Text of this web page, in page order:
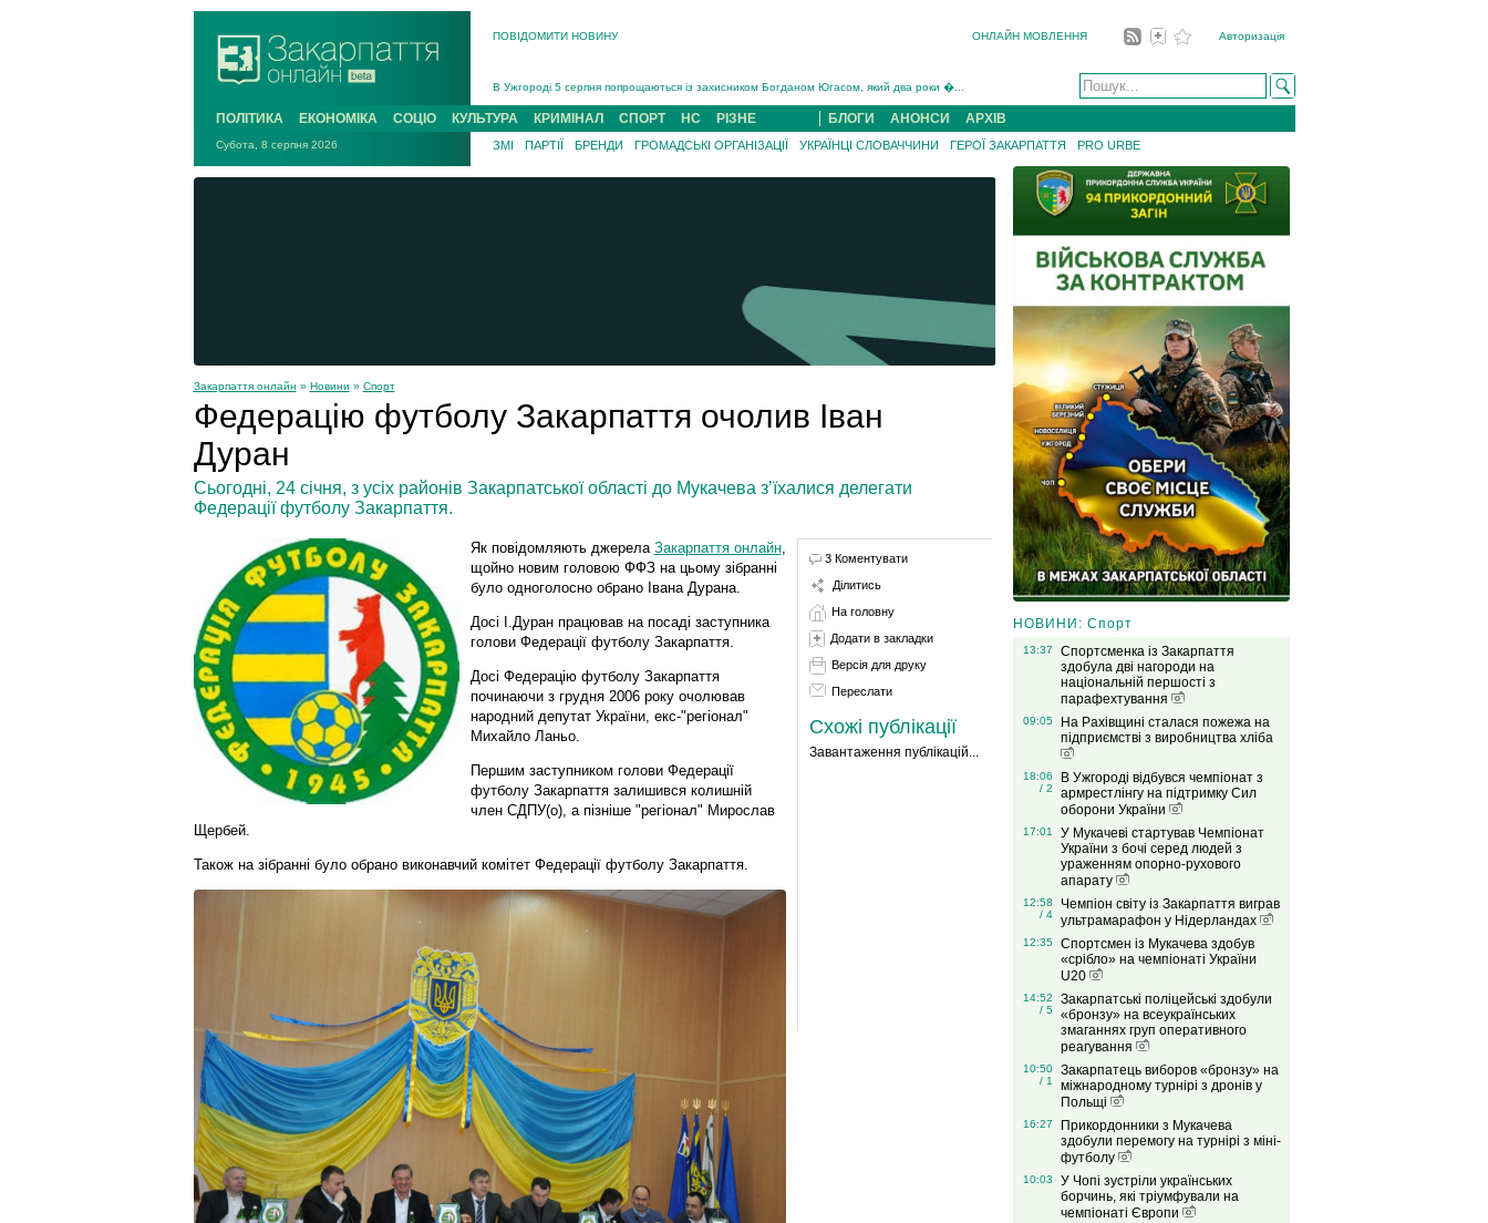
ПОВІДОМИТИ НОВИНУ ОНЛАЙН МОВЛЕННЯ Авторизація
Інструктора районного ТЦК на Закарпатті судитимуть за обвинуваченням у катув...
В Ужгороді 5 серпня попрощаються із захисником Богданом Югасом, який два роки �...
Підтвердили загибель захисника із Нанкова на Хустщині Юліана Гербея (ФОТО)[/gree...
На війні з рф поліг військовий з Виноградова Ігнат Роздяловський (ФОТО)...
На Хустщині внаслідок ДТП за участі трьох авто постраждали 13 людей (ФОТО)...
Інструктора районного ТЦК на Закарпатті судитимуть за обвинувачен...
ПОЛІТИКА ЕКОНОМІКА СОЦІО КУЛЬТУРА КРИМІНАЛ СПОРТ НС РІЗНЕ БЛОГИ АНОНСИ АРХІВ
Субота, 8 серпня 2026 ЗМІ ПАРТІЇ БРЕНДИ ГРОМАДСЬКІ ОРГАНІЗАЦІЇ УКРАЇНЦІ СЛОВАЧЧИНИ ГЕРОЇ ЗАКАРПАТТЯ PRO URBE
Закарпаття онлайн » Новини » Спорт
Федерацію футболу Закарпаття очолив Іван
Дуран
Сьогодні, 24 січня, з усіх районів Закарпатської області до Мукачева з’їхалися делегати
Федерації футболу Закарпаття.
Як повідомляють джерела Закарпаття онлайн,
щойно новим головою ФФЗ на цьому зібранні
було одноголосно обрано Івана Дурана.
Досі І.Дуран працював на посаді заступника
голови Федерації футболу Закарпаття.
Досі Федерацію футболу Закарпаття
починаючи з грудня 2006 року очолював
народний депутат України, екс-"регіонал"
Михайло Ланьо.
Першим заступником голови Федерації
футболу Закарпаття залишився колишній
член СДПУ(о), а пізніше "регіонал" Мирослав
Щербей.
Також на зібранні було обрано виконавчий комітет Федерації футболу Закарпаття.
3 Коментувати
Ділитись
На головну
Додати в закладки
Версія для друку
Переслати
Схожі публікації
Завантаження публікацій...
НОВИНИ: Спорт
13:37
Спортсменка із Закарпаття
здобула дві нагороди на
національній першості з
парафехтування
09:05
На Рахівщині сталася пожежа на
підприємстві з виробництва хліба
18:06
/ 2
В Ужгороді відбувся чемпіонат з
армрестлінгу на підтримку Сил
оборони України
17:01
У Мукачеві стартував Чемпіонат
України з бочі серед людей з
ураженням опорно-рухового
апарату
12:58
/ 4
Чемпіон світу із Закарпаття виграв
ультрамарафон у Нідерландах
12:35
Спортсмен із Мукачева здобув
«срібло» на чемпіонаті України
U20
14:52
/ 5
Закарпатські поліцейські здобули
«бронзу» на всеукраїнських
змаганнях груп оперативного
реагування
10:50
/ 1
Закарпатець виборов «бронзу» на
міжнародному турнірі з дронів у
Польщі
16:27
Прикордонники з Мукачева
здобули перемогу на турнірі з міні-
футболу
10:03
У Чопі зустріли українських
борчинь, які тріумфували на
чемпіонаті Європи